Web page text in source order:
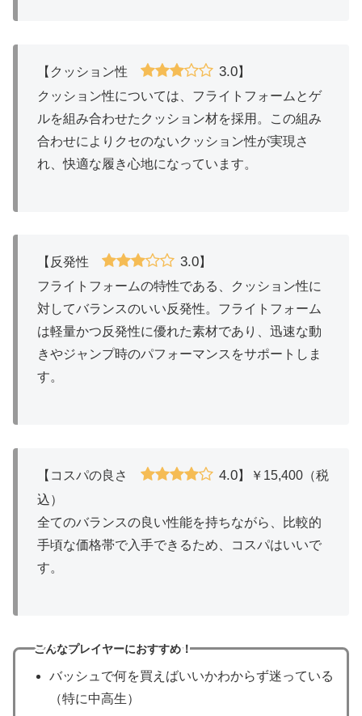
【クッション性 3.0】
クッション性については、フライトフォームとゲ
ルを組み合わせたクッション材を採用。この組み
合わせによりクセのないクッション性が実現さ
れ、快適な履き心地になっています。
【反発性 3.0】
フライトフォームの特性である、クッション性に
対してバランスのいい反発性。フライトフォーム
は軽量かつ反発性に優れた素材であり、迅速な動
きやジャンプ時のパフォーマンスをサポートしま
す。
【コスパの良さ 4.0】￥15,400（税
込）
全てのバランスの良い性能を持ちながら、比較的
手頃な価格帯で入手できるため、コスパはいいで
す。
こんなプレイヤーにおすすめ！
バッシュで何を買えばいいかわからず迷っている
（特に中高生）